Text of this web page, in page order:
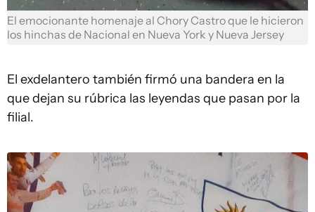
El emocionante homenaje al Chory Castro que le hicieron
los hinchas de Nacional en Nueva York y Nueva Jersey
El exdelantero también firmó una bandera en la
que dejan su rúbrica las leyendas que pasan por la
filial.